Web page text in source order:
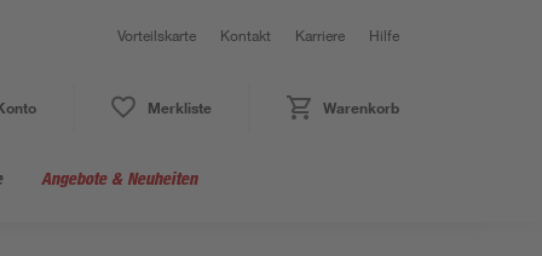
Vorteilskarte Kontakt Karriere Hilfe
Merkliste Warenkorb
Angebote & Neuheiten